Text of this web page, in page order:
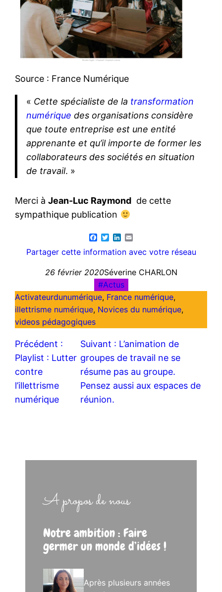
Source : France Numérique
« Cette spécialiste de la transformation
numérique des organisations considère
que toute entreprise est une entité
apprenante et qu’il importe de former les
collaborateurs des sociétés en situation
de travail. »
Merci àJean-Luc Raymond de cette
sympathique publication
Facebook
TwitterLinkedIn
Partager cette information avec votre réseau
26 février 2020Séverine CHARLON
Actus
Activateurdunumérique, France numérique
illettrisme numérique, Novices du numérique
videos pédagogiques
Précédent :
Playlist : Lutter
contre
l’illettrisme
numérique
Suivant : L’animation de
groupes de travail ne se
résume pas au groupe.
Pensez aussi aux espaces de
réunion.
A propos de nous
Notre ambition : Faire
germer un monde d’idées !
Après plusieurs années